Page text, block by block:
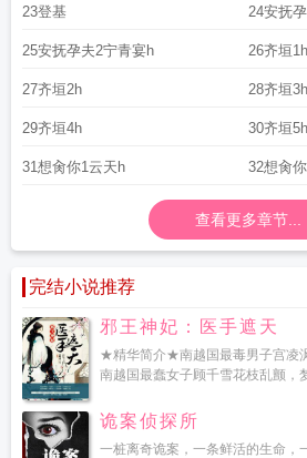
23登基 24安抚
25安抚孕夫2宁青宴h 26齐垣1h
27齐垣2h 28齐垣3h
29齐垣4h 30齐垣5h
31想肏你1云天h 32想肏
查看更多章节...
完结小说推荐
邪王神妃：医手遮天
★精华简介★南越国最毒男子宫凌
南越国最蠢女子顾千雪花枝乱颤，
诡案侦探所
一桩离奇诡案，一条鲜活的生命，